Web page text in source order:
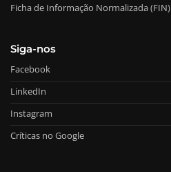
Ficha de Informação Normalizada (FIN)
Siga-nos
Facebook
LinkedIn
Instagram
Críticas no Google